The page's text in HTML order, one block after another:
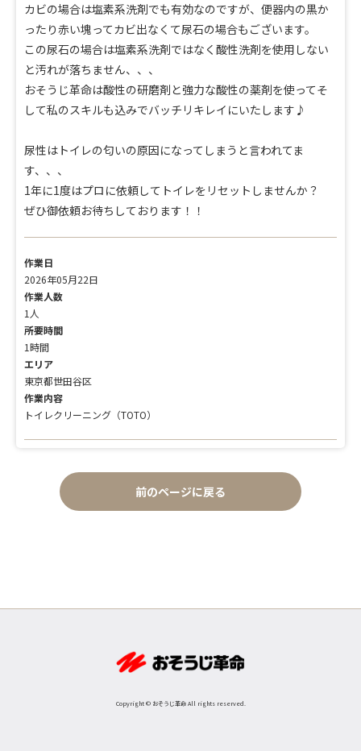
カビの場合は塩素系洗剤でも有効なのですが、便器内の黒か
ったり赤い塊ってカビ出なくて尿石の場合もございます。
この尿石の場合は塩素系洗剤ではなく酸性洗剤を使用しない
と汚れが落ちません、、、
おそうじ革命は酸性の研磨剤と強力な酸性の薬剤を使ってそ
して私のスキルも込みでバッチリキレイにいたします♪
尿性はトイレの匂いの原因になってしまうと言われてま
す、、、
1年に1度はプロに依頼してトイレをリセットしませんか？
ぜひ御依頼お待ちしております！！
作業日
2026年05月22日
作業人数
1人
所要時間
1時間
エリア
東京都世田谷区
作業内容
トイレクリーニング（TOTO）
前のページに戻る
Copyright © おそうじ革命 All rights reserved.